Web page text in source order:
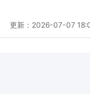
更新： 2026-07-07